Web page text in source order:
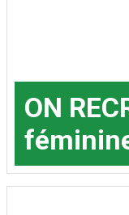
ON